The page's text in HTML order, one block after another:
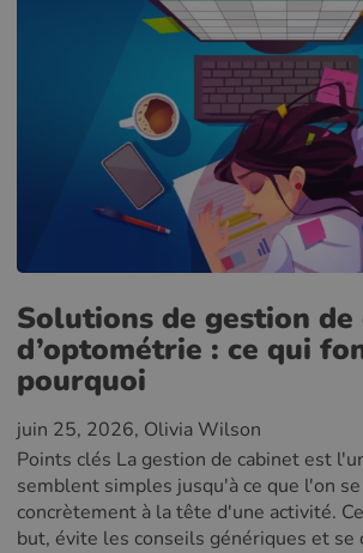
Solutions de gestion de
d’optométrie : ce qui
pourquoi
juin 25, 2026, Olivia Wilson
Points clés La gestion de cabinet est
semblent simples jusqu'à ce que l'on
concrètement à la tête d'une activité.
but, évite les conseils génériques et se